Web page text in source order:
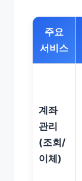
주요
서비스
계좌
관리
(조회/
이체)